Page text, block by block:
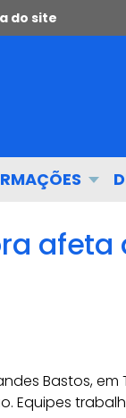
do site
Bastos,
Equipes